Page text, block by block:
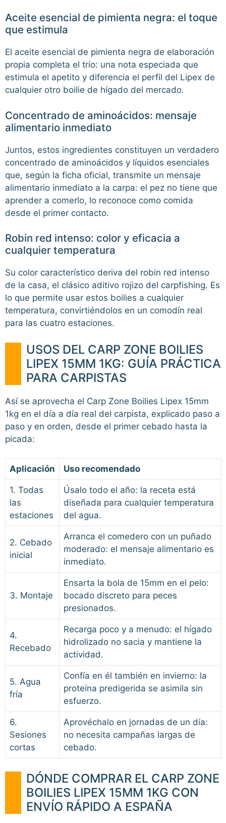
Aceite esencial de pimienta negra: el toque
que estimula
El aceite esencial de pimienta negra de elaboración
propia completa el trío: una nota especiada que
estimula el apetito y diferencia el perfil del Lipex de
cualquier otro boilie de hígado del mercado.
Concentrado de aminoácidos: mensaje
alimentario inmediato
Juntos, estos ingredientes constituyen un verdadero
concentrado de aminoácidos y líquidos esenciales
que, según la ficha oficial, transmite un mensaje
alimentario inmediato a la carpa: el pez no tiene que
aprender a comerlo, lo reconoce como comida
desde el primer contacto.
Robin red intenso: color y eficacia a
cualquier temperatura
Su color característico deriva del robin red intenso
de la casa, el clásico aditivo rojizo del carpfishing. Es
lo que permite usar estos boilies a cualquier
temperatura, convirtiéndolos en un comodín real
para las cuatro estaciones.
USOS DEL CARP ZONE BOILIES
LIPEX 15MM 1KG: GUÍA PRÁCTICA
PARA CARPISTAS
Así se aprovecha el Carp Zone Boilies Lipex 15mm
1kg en el día a día real del carpista, explicado paso a
paso y en orden, desde el primer cebado hasta la
picada:
Aplicación Uso recomendado
1. Todas
las
estaciones
Úsalo todo el año: la receta está
diseñada para cualquier temperatura
del agua.
2. Cebado
inicial
Arranca el comedero con un puñado
moderado: el mensaje alimentario es
inmediato.
3. Montaje
Ensarta la bola de 15mm en el pelo:
bocado discreto para peces
presionados.
4.
Recebado
Recarga poco y a menudo: el hígado
hidrolizado no sacia y mantiene la
actividad.
5. Agua
fría
Confía en él también en invierno: la
proteína predigerida se asimila sin
esfuerzo.
6.
Sesiones
cortas
Aprovéchalo en jornadas de un día:
no necesita campañas largas de
cebado.
DÓNDE COMPRAR EL CARP ZONE
BOILIES LIPEX 15MM 1KG CON
ENVÍO RÁPIDO A ESPAÑA